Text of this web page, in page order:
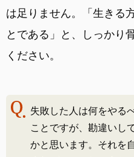
は足りません。「生きる
とである」と、しっかり
ください。
失敗した人は何をやる
ことですが、勘違いし
かと思います。それを